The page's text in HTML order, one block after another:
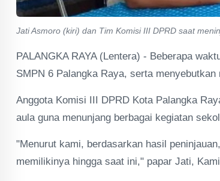
Jati Asmoro (kiri) dan Tim Komisi III DPRD saat
PALANGKA RAYA (Lentera) - Beberapa
SMPN 6 Palangka Raya, serta
Anggota Komisi III DPRD Kota Palangka
aula guna menunjang berbagai kegiatan
"Menurut kami, berdasarkan hasil
memilikinya hingga saat ini," papar Jati,